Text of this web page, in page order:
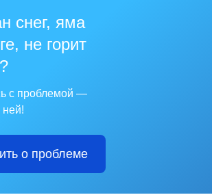
Отдел территриального
развития
Отдел АПКиООС
Отдел по учёту и переселению
граждан
Управление образования
Управление образования